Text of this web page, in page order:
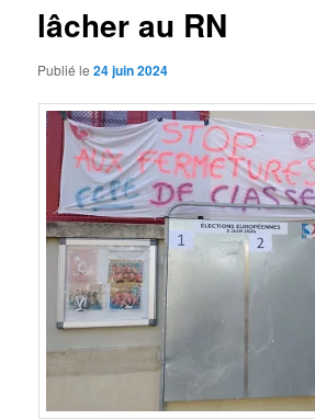
lâcher au RN
Publié le24 juin 2024